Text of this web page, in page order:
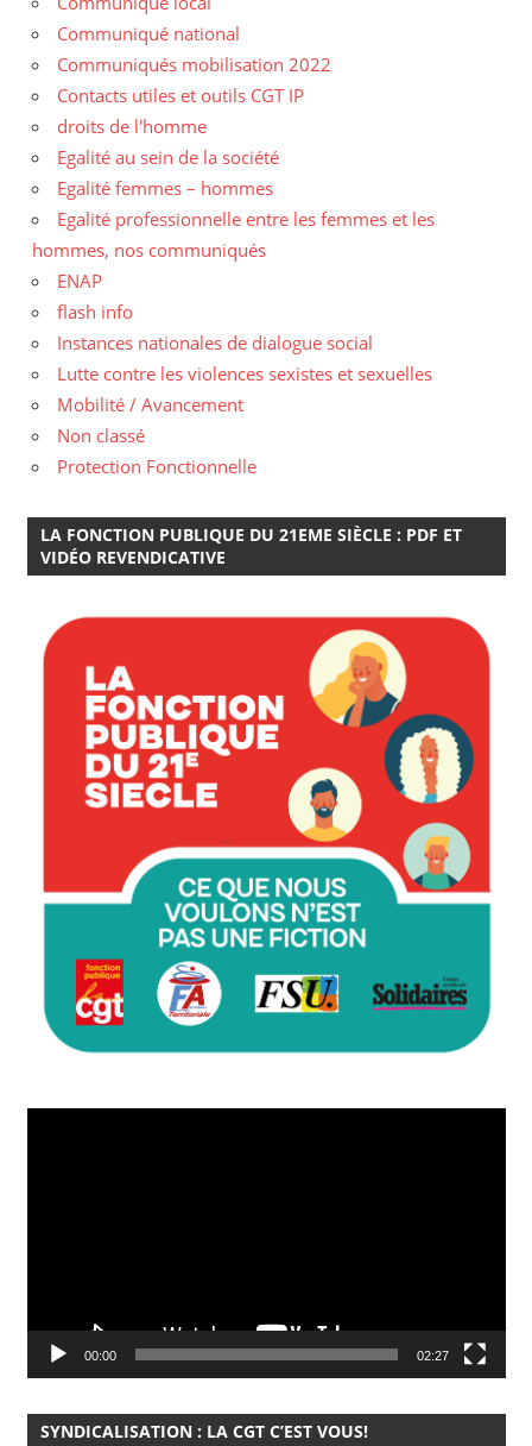
Communiqué national
Communiqués mobilisation 2022
Contacts utiles et outils CGT IP
droits de l'homme
Egalité au sein de la société
Egalité femmes – hommes
Egalité professionnelle entre les femmes et les
hommes, nos communiqués
ENAP
flash info
Instances nationales de dialogue social
Lutte contre les violences sexistes et sexuelles
Mobilité / Avancement
Non classé
Protection Fonctionnelle
LA FONCTION PUBLIQUE DU 21EME SIÈCLE : PDF ET
VIDÉO REVENDICATIVE
00:00 02:27
SYNDICALISATION : LA CGT C’EST VOUS!